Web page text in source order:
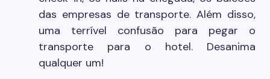
das empresas de transporte. Além disso,
uma terrível confusão para pegar o
transporte para o hotel. Desanima
qualquer um!